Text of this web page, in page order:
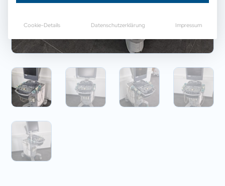
Cookie-Details Datenschutzerklärung Impressum